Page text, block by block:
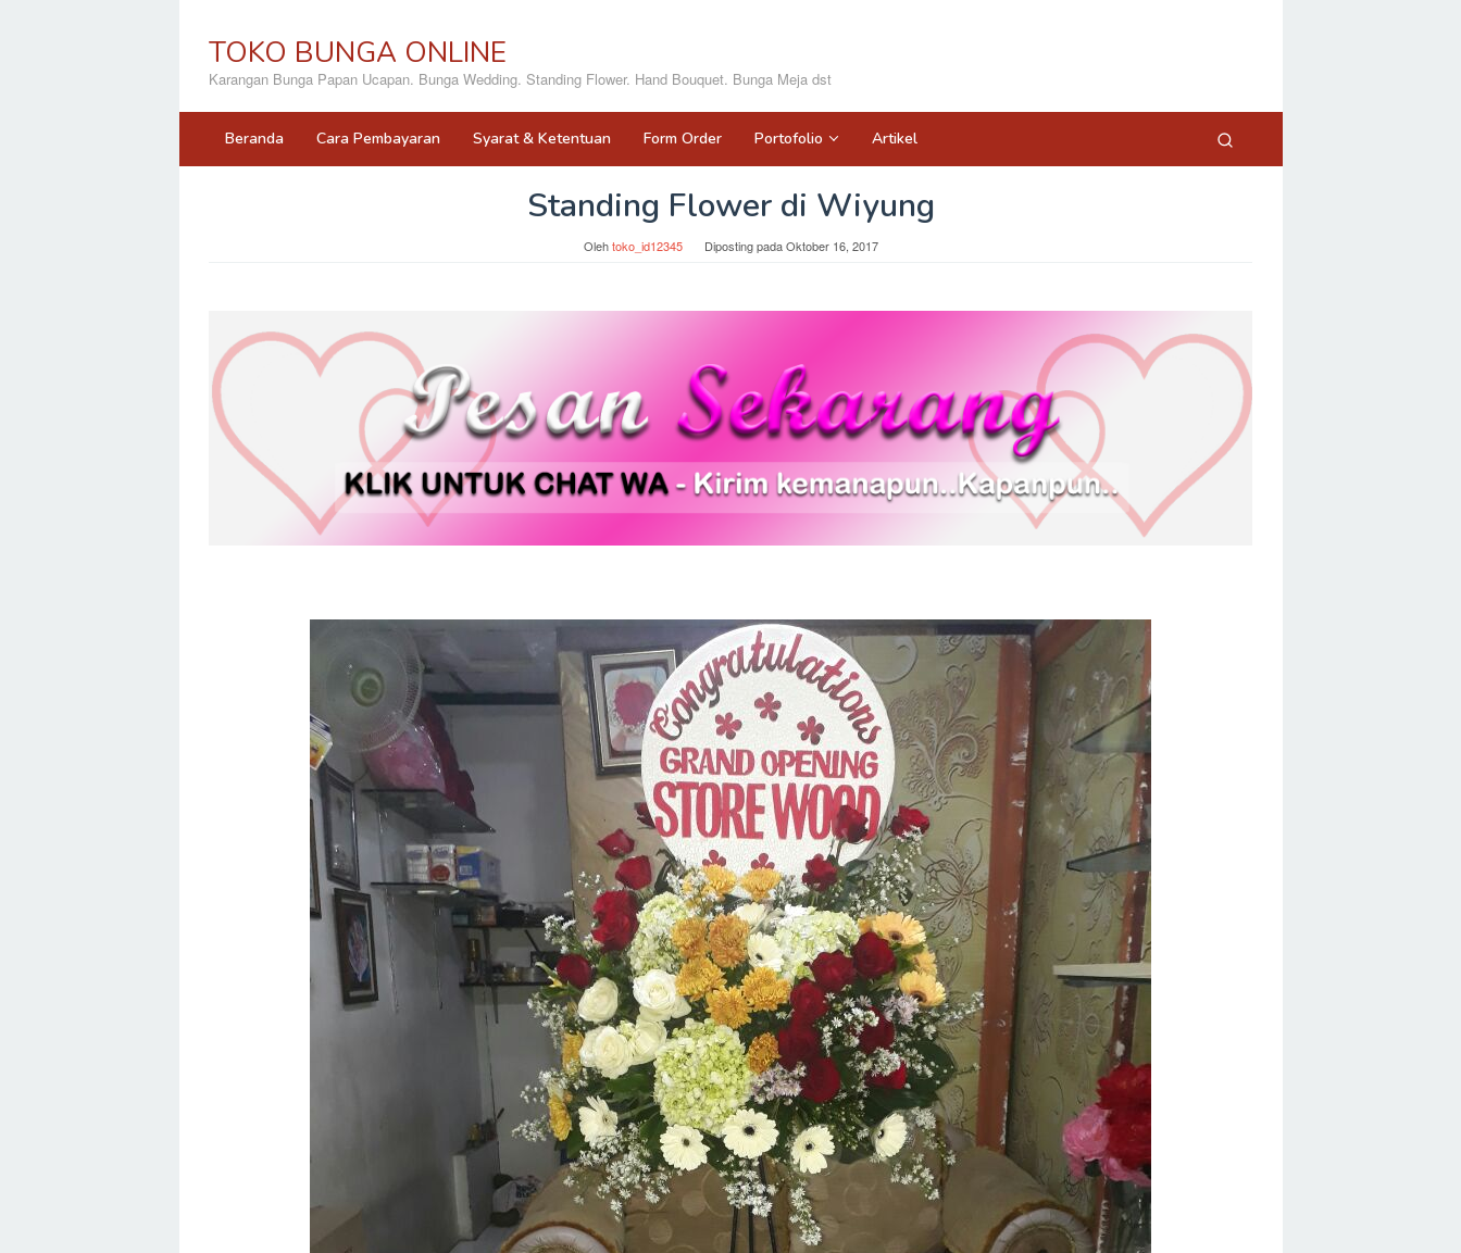
TOKO BUNGA ONLINE
Karangan Bunga Papan Ucapan. Bunga Wedding. Standing Flower. Hand Bouquet. Bunga Meja dst
Beranda Cara Pembayaran Syarat & Ketentuan Form Order Portofolio Artikel
Standing Flower di Wiyung
Olehtoko_id12345 Diposting padaOktober 16, 2017